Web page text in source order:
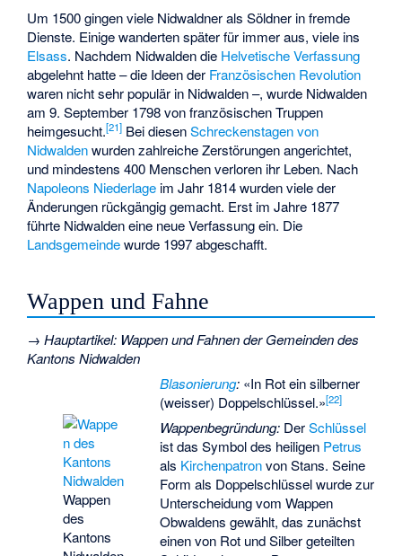
Um 1500 gingen viele Nidwaldner als Söldner in fremde
Dienste. Einige wanderten später für immer aus, viele ins
Elsass. Nachdem Nidwalden die Helvetische Verfassung
abgelehnt hatte – die Ideen der Französischen Revolution
waren nicht sehr populär in Nidwalden –, wurde Nidwalden
am 9. September 1798 von französischen Truppen
heimgesucht.[21] Bei diesenSchreckenstagen von
Nidwaldenwurden zahlreiche Zerstörungen angerichtet,
und mindestens 400 Menschen verloren ihr Leben. Nach
Napoleons Niederlage im Jahr 1814 wurden viele der
Änderungen rückgängig gemacht. Erst im Jahre 1877
führte Nidwalden eine neue Verfassung ein. Die
Landsgemeindewurde 1997 abgeschafft.
Wappen und Fahne
→Hauptartikel: Wappen und Fahnen der Gemeinden des
Kantons Nidwalden
Wappen
des
Kantons
Blasonierung: «In Rot ein silberner
(weisser) Doppelschlüssel.»[22]
Wappenbegründung: DerSchlüssel
ist das Symbol des heiligen Petrus
als Kirchenpatronvon Stans. Seine
Form als Doppelschlüssel wurde zur
Unterscheidung vom Wappen
Obwaldens gewählt, das zunächst
einen von Rot und Silber geteilten